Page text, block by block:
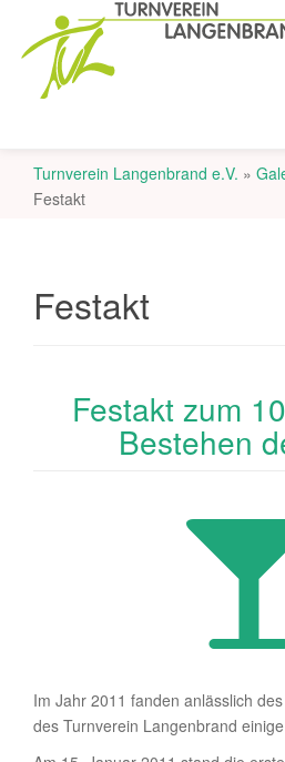
Turnverein Langenbrand e.V. »
Festakt
Festakt
Festakt zum
Bestehen
Im Jahr 2011 fanden anlässlich
des Turnverein Langenbrand